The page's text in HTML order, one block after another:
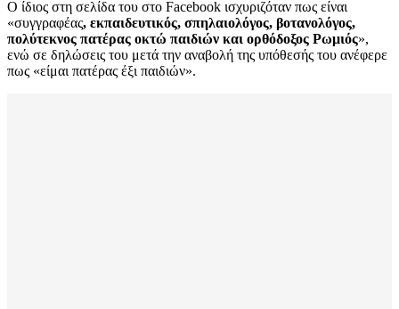
Ο ίδιος στη σελίδα του στο Facebook ισχυριζόταν πως είναι
«συγγραφέας, εκπαιδευτικός, σπηλαιολόγος, βοτανολόγος,
πολύτεκνος πατέρας οκτώ παιδιών και ορθόδοξος Ρωμιός»,
ενώ σε δηλώσεις του μετά την αναβολή της υπόθεσής του ανέφερε
πως «είμαι πατέρας έξι παιδιών».